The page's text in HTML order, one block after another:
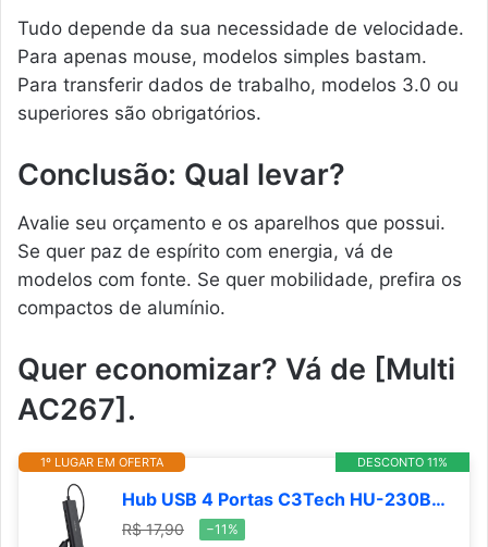
Tudo depende da sua necessidade de velocidade.
Para apenas mouse, modelos simples bastam.
Para transferir dados de trabalho, modelos 3.0 ou
superiores são obrigatórios.
Conclusão: Qual levar?
Avalie seu orçamento e os aparelhos que possui.
Se quer paz de espírito com energia, vá de
modelos com fonte. Se quer mobilidade, prefira os
compactos de alumínio.
Quer economizar? Vá de [Multi
AC267].
DESCONTO 11%
1º LUGAR EM OFERTA
Hub USB 4 Portas C3Tech HU-230BK Preto 480Mbps Plug and Play
R$ 17,90 −11%